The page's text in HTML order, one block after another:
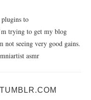
to
trying to get my blog
not seeing very good gains.
asmr